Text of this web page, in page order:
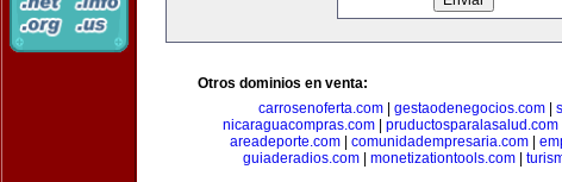
Otros dominios en venta:
carrosenoferta.com
gestaodenegocios.com
nicaraguacompras.com
pruductosparalasalud.com
areadeporte.com| comunidadempresaria.com|
guiaderadios.com| monetizationtools.com|